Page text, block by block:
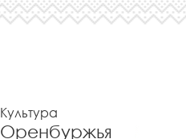
Культура
Оренбуржья